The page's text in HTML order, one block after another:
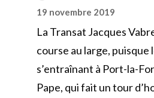
19 novembre 2019
La Transat Jacques
course au large, puisque
s’entraînant à Port-la-
Pape, qui fait un tour